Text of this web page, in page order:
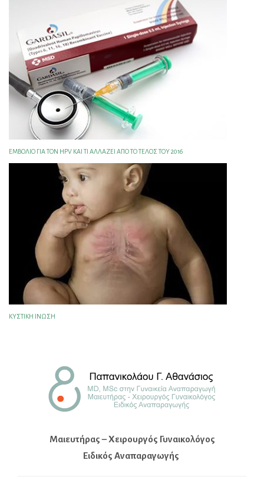
ΕΜΒΌΛΙΟ ΓΙΑ ΤΟΝ HPV ΚΑΙ ΤΙ ΑΛΛΆΖΕΙ ΑΠΌ ΤΟ ΤΈΛΟΣ ΤΟΥ 2016
ΚΥΣΤΙΚΉ ΊΝΩΣΗ
Μαιευτήρας – Χειρουργός Γυναικολόγος
Ειδικός Αναπαραγωγής